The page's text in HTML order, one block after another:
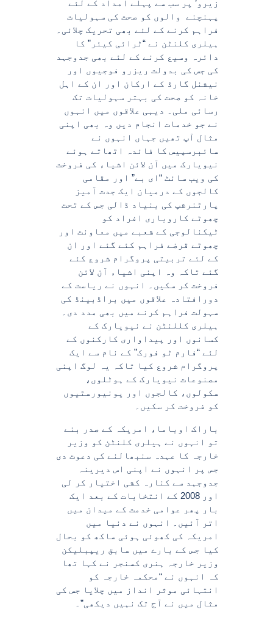
زیرو’ پر سب سے پہلے امداد کے لئے
پہنچنے والوں کو صحت کی سہولیات
فراہم کرنے کے لئے بھی تحریک چلائی۔
ہیلری کلنٹن نے “ٹرائی کیئر” کا
دائرہ وسیع کرنے کے لئے بھی جدوجہد
کی جس کی بدولت ریزرو فوجیوں اور
نیشنل گارڈ کے ارکان اور ان کے اہل
خانہ کو صحت کی بہتر سہولیات تک
رسائی ملی۔ دیہی علاقوں میں انہوں
نے جو خدمات انجام دیں وہ بھی اپنی
مثال آپ تھیں جہاں انہوں نے
سائبرسپیس کا فائدہ اٹھاتے ہوئے
نیویارک میں آن لائن اشیاء کی فروخت
کی ویب سائٹ “ای بے” اور مقامی
کالجوں کے درمیان ایک جدت آمیز
پارٹنرشپ کی بنیاد ڈالی جس کے تحت
چھوٹے کاروباری افراد کو
ٹیکنالوجی کے شعبے میں معاونت اور
چھوٹے قرضے فراہم کئے گئے اور ان
کے لئے تربیتی پروگرام شروع کئے
گئے تاکہ وہ اپنی اشیاء آن لائن
فروخت کر سکیں۔ انہوں نے ریاست کے
دورافتادہ علاقوں میں براڈبینڈ کی
سہولت فراہم کرنے میں بھی مدد دی۔
ہیلری کللنٹن نے نیویارک کے
کسانوں اور پیداواری کارکنوں کے
لئے “فارم ٹو فورک” کے نام سے ایک
پروگرام شروع کیا تاکہ یہ لوگ اپنی
مصنوعات نیویارک کے ہوٹلوں،
سکولوں، کالجوں اور یونیورسٹیوں
کو فروخت کر سکیں۔
باراک اوباما، امریکہ کے صدر بنے
تو انہوں نے ہیلری کلنٹن کو وزیر
خارجہ کا عہدہ سنبھالنے کی دعوت دی
جس پر انہوں نے اپنی اس دیرینہ
جدوجہد سے کنارہ کشی اختیار کر لی
اور 2008 کے انتخابات کے بعد ایک
بار پھر عوامی خدمت کے میدان میں
اتر آئیں۔ انہوں نے دنیا میں
امریکہ کی کھوئی ہوئی ساکھ کو بحال
کیا جس کے بارے میں سابق ریپبلیکن
وزیر خارجہ ہنری کسنجر نے کہا تھا
کہ انہوں نے “محکمہ خارجہ کو
انتہائی موثر انداز میں چلایا جس کی
مثال میں نے آج تک نہیں دیکھی”۔